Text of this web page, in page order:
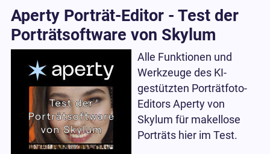
Aperty Porträt-Editor - Test der
Porträtsoftware von Skylum
Alle Funktionen und
Werkzeuge des KI-
gestützten Porträtfoto-
Editors Aperty von
Skylum für makellose
Porträts hier im Test.